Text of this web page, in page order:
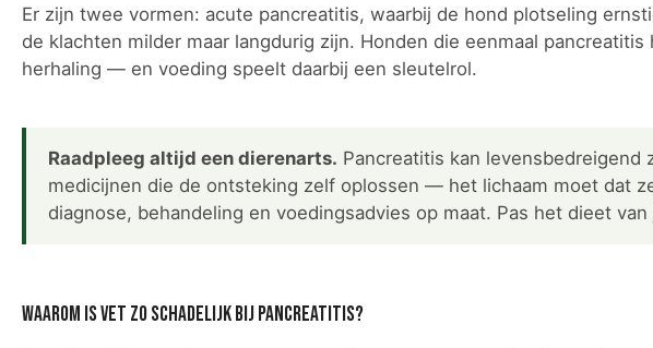
Er zijn twee vormen: acute pancreatitis, waarbij de hond plotseling
de klachten milder maar langdurig zijn. Honden die eenmaal
herhaling — en voeding speelt daarbij een sleutelrol.
Raadpleeg altijd een dierenarts. Pancreatitis kan levensbedreigend
medicijnen die de ontsteking zelf oplossen — het lichaam moet dat
diagnose, behandeling en voedingsadvies op maat. Pas het dieet
Waarom is vet zo schadelijk bij pancreatitis?